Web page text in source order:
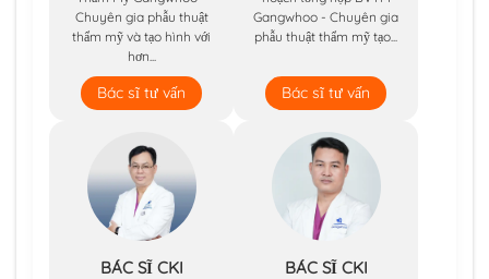
Chuyên gia phẫu thuật
thẩm mỹ và tạo hình với
hơn...
Bác sĩ tư vấn
Gangwhoo - Chuyên gia
phẫu thuật thẩm mỹ tạo...
Bác sĩ tư vấn
BÁC SĨ CKI BÁC SĨ CKI